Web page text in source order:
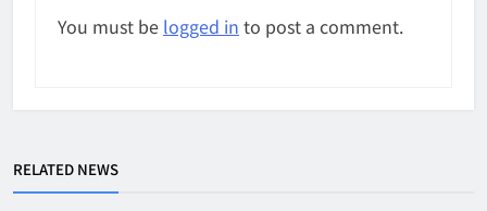
You must be logged in to post a comment.
RELATED NEWS